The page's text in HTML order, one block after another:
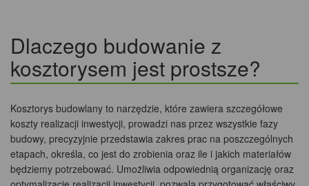
Dlaczego budowanie z
kosztorysem jest prostsze?
Kosztorys budowlany to narzędzie, które zawiera szczegółowe
koszty realizacji inwestycji, prowadzi nas przez wszystkie fazy
budowy, precyzyjnie przedstawia zakres prac na poszczególnych
etapach, określa, co jest do zrobienia oraz ile i jakich materiałów
będziemy potrzebować. Umożliwia odpowiednią organizację oraz